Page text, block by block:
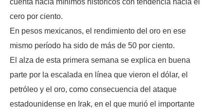
cuenta hacia mínimos históricos con tendencia hacia el
cero por ciento.
En pesos mexicanos, el rendimiento del oro en ese
mismo período ha sido de más de 50 por ciento.
El alza de esta primera semana se explica en buena
parte por la escalada en línea que vieron el dólar, el
petróleo y el oro, como consecuencia del ataque
estadounidense en Irak, en el que murió el importante